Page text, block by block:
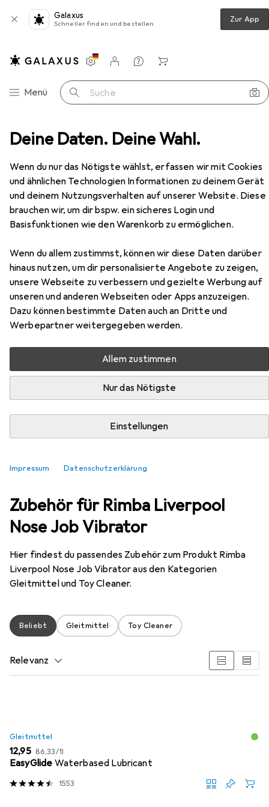
Deine Daten. Deine Wahl.
Wenn du nur das Nötigste wählst, erfassen wir mit Cookies
und ähnlichen Technologien Informationen zu deinem Gerät
und deinem Nutzungsverhalten auf unserer Website. Diese
brauchen wir, um dir bspw. ein sicheres Login und
Basisfunktionen wie den Warenkorb zu ermöglichen.
Wenn du allem zustimmst, können wir diese Daten darüber
hinaus nutzen, um dir personalisierte Angebote zu zeigen,
unsere Webseite zu verbessern und gezielte Werbung auf
unseren und anderen Webseiten oder Apps anzuzeigen.
Dazu können bestimmte Daten auch an Dritte und
Werbepartner weitergegeben werden.
Allem zustimmen
Nur das Nötigste
Einstellungen
Impressum Datenschutzerklärung
Galaxus
Schneller finden und bestellen Zur App
Navigation nach Kategorien
Menü Suche
Einstellungen
Kundenkonto
Vergleichslisten
Merklisten
Warenkorb
Vibrator Rimba Liverpool Nose Job Vibrator
EUR
40,90
Rimba Liverpool Nose Job Vibrator
Zubehör für Rimba Liverpool
Nose Job Vibrator
Hier findest du passendes Zubehör zum Produkt Rimba
Liverpool Nose Job Vibrator aus den Kategorien
Gleitmittel und Toy Cleaner.
Beliebt Gleitmittel Toy Cleaner
Relevanz
Gleitmittel
EUR
12,95 EUR
86,33/1l
EasyGlide Waterbased Lubricant
1553